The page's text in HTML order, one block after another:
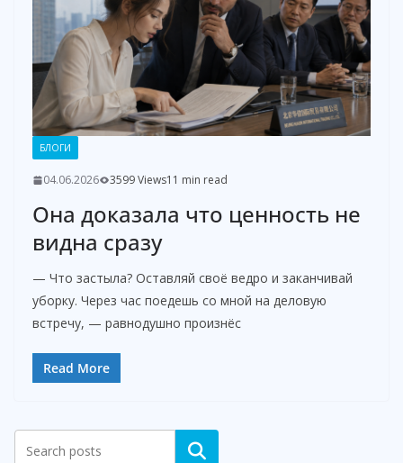
БЛОГИ
04.06.2026 3599 Views11 min read
Она доказала что ценность не
видна сразу
— Что застыла? Оставляй своё ведро и заканчивай
уборку. Через час поедешь со мной на деловую
встречу, — равнодушно произнёс
Read More
Search